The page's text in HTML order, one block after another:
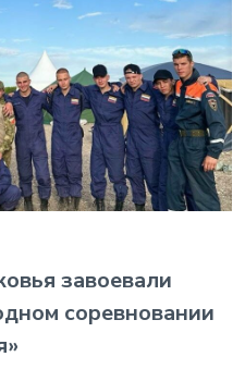
завоевали
соревновании